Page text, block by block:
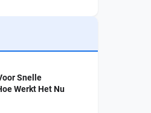
Snelle
Werkt Het Nu